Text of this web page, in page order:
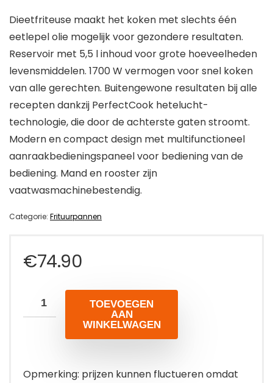
Dieetfriteuse maakt het koken met slechts één
eetlepel olie mogelijk voor gezondere resultaten.
Reservoir met 5,5 l inhoud voor grote hoeveelheden
levensmiddelen. 1700 W vermogen voor snel koken
van alle gerechten. Buitengewone resultaten bij alle
recepten dankzij PerfectCook hetelucht-
technologie, die door de achterste gaten stroomt.
Modern en compact design met multifunctioneel
aanraakbedieningspaneel voor bediening van de
bediening. Mand en rooster zijn
vaatwasmachinebestendig.
Categorie: Frituurpannen
€74.90
TOEVOEGEN
AAN
WINKELWAGEN
Opmerking: prijzen kunnen fluctueren omdat